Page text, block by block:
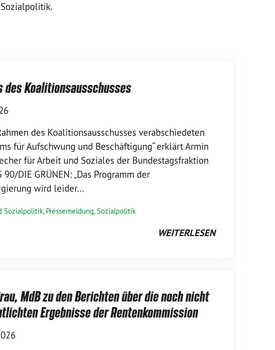
des Koalitionsausschusses
des Koalitionsausschusses verabschiedeten
für Aufschwung und Beschäftigung“ erklärt Armin
für Arbeit und Soziales der Bundestagsfraktion
90/DIE GRÜNEN: „Das Programm der
wird leider…
Sozialpolitik, Pressemeldung,Sozialpolitik
WEITERLESEN
MdB zu den Berichten über die noch nicht
Ergebnisse der Rentenkommission